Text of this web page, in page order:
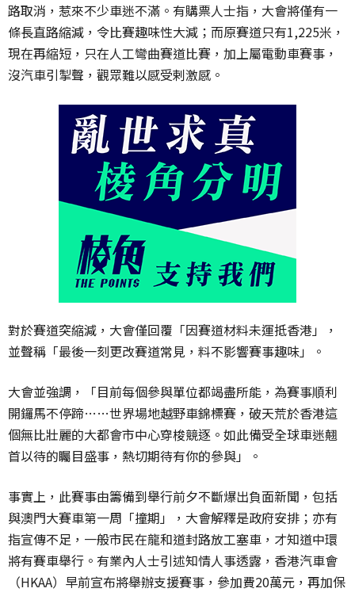
路取消，惹來不少車迷不滿。有購票人士指，大會將僅有一
條長直路縮減，令比賽趣味性大減；而原賽道只有1,225米，
現在再縮短，只在人工彎曲賽道比賽，加上屬電動車賽事，
沒汽車引掣聲，觀眾難以感受剌激感。
對於賽道突縮減，大會僅回覆「因賽道材料未運抵香港」，
並聲稱「最後一刻更改賽道常見，料不影響賽事趣味」。
大會並強調，「目前每個參與單位都竭盡所能，為賽事順利
開鑼馬不停蹄……世界場地越野車錦標賽，破天荒於香港這
個無比壯麗的大都會市中心穿梭競逐。如此備受全球車迷翹
首以待的矚目盛事，熱切期待有你的參與」。
事實上，此賽事由籌備到舉行前夕不斷爆出負面新聞，包括
與澳門大賽車第一周「撞期」，大會解釋是政府安排；亦有
指宣傳不足，一般市民在龍和道封路放工塞車，才知道中環
將有賽車舉行。有業內人士引述知情人事透露，香港汽車會
（HKAA）早前宣布將舉辦支援賽事，參加費20萬元，再加保